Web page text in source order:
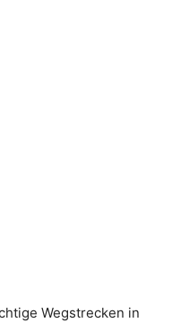
Wegstrecken in